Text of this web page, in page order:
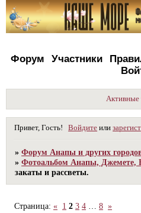
Форум Участники
Активные
Привет, Гость! Войдите или
»Форум Анапы и других
»Фотоальбом Анапы, Джемете,
закаты и рассветы.
Страница:« 1 2 3 4 8 »